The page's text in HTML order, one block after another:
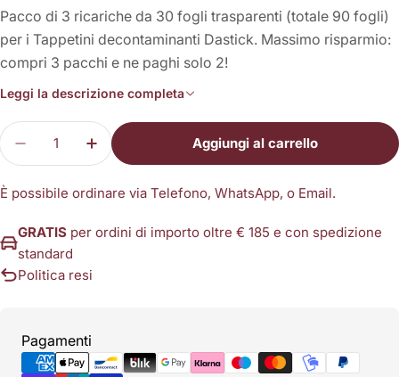
Pacco di 3 ricariche da 30 fogli trasparenti (totale 90 fogli)
per i Tappetini decontaminanti Dastick. Massimo risparmio:
compri 3 pacchi e ne paghi solo 2!
Leggi la descrizione completa
Quantità
Diminuisci la quantità per 3 Ricariche per
Aumenta la quantità per 3 Ricariche
Aggiungi al carrello
È possibile ordinare via Telefono, WhatsApp, o Email.
GRATIS per ordini di importo oltre € 185 e con spedizione
standard
Politica resi
Pagamenti
Metodi
di